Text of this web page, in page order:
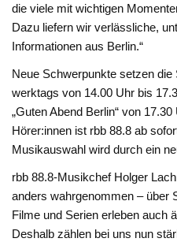
die viele mit wichtigen
Dazu liefern wir verlässliche,
Informationen aus Berlin.“
Neue Schwerpunkte setzen die
werktags von 14.00 Uhr bis
„Guten Abend Berlin“ von
Hörer:innen ist rbb 88.8 ab
Musikauswahl wird durch ein
rbb 88.8-Musikchef Holger
anders wahrgenommen – über
Filme und Serien erleben auch
Deshalb zählen bei uns nun